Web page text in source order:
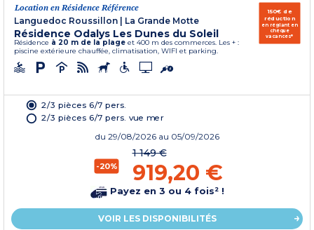
Location en Résidence Référence
Languedoc Roussillon
La Grande Motte
Résidence Odalys Les Dunes du Soleil
Résidence à 20 m de la plage et 400 m des commerces. Les + :
piscine extérieure chauffée, climatisation, WIFI et parking.
150€ de
réduction
en réglant en
chèque
vacances*
2/3 pièces 6/7 pers.
2/3 pièces 6/7 pers. vue mer
du 29/08/2026 au 05/09/2026
-20%
1 149 €
919,20 €
Payez en 3 ou 4 fois² !
VOIR LES DISPONIBILITÉS